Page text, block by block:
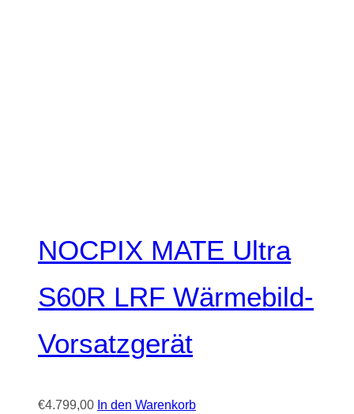
NOCPIX MATE Ultra
S60R LRF Wärmebild-
Vorsatzgerät
€4.799,00 In den Warenkorb